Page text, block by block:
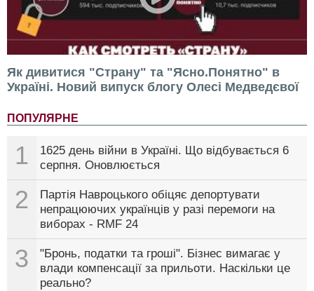
Як дивитися "Страну" та "Ясно.Понятно" в
Україні. Новий випуск блогу Олесі Медведєвої
ПОПУЛЯРНЕ
1
1625 день війни в Україні. Що відбувається 6
серпня. Оновлюється
2
Партія Навроцького обіцяє депортувати
непрацюючих українців у разі перемоги на
виборах - RMF 24
3
"Бронь, податки та гроші". Бізнес вимагає у
влади компенсації за прильоти. Наскільки це
реально?